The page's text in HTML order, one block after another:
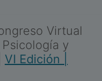
Virtual
y
VI Edición |